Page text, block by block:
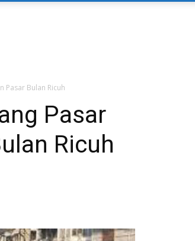
Pasar Bulan Ricuh
Pasar
Ricuh